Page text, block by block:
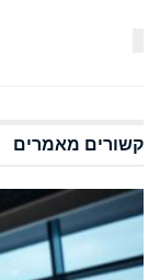
קשורים מאמרים